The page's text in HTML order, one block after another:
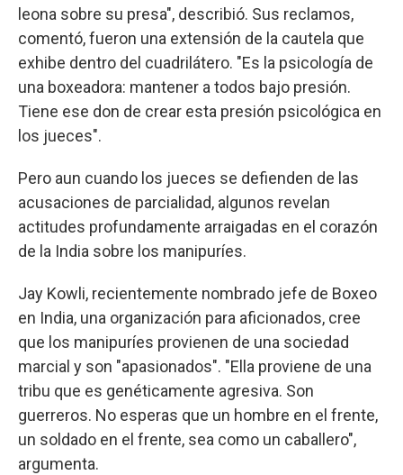
leona sobre su presa", describió. Sus reclamos,
comentó, fueron una extensión de la cautela que
exhibe dentro del cuadrilátero. "Es la psicología de
una boxeadora: mantener a todos bajo presión.
Tiene ese don de crear esta presión psicológica en
los jueces".
Pero aun cuando los jueces se defienden de las
acusaciones de parcialidad, algunos revelan
actitudes profundamente arraigadas en el corazón
de la India sobre los manipuríes.
Jay Kowli, recientemente nombrado jefe de Boxeo
en India, una organización para aficionados, cree
que los manipuríes provienen de una sociedad
marcial y son "apasionados". "Ella proviene de una
tribu que es genéticamente agresiva. Son
guerreros. No esperas que un hombre en el frente,
un soldado en el frente, sea como un caballero",
argumenta.